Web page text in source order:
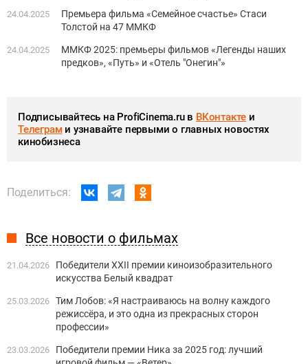
24.04.2025
Премьера фильма «Семейное счастье» Стаси
Толстой на 47 ММКФ
24.04.2025
ММКФ 2025: премьеры фильмов «Легенды наших
предков», «Путь» и «Отель "Онегин"»
Подписывайтесь на ProfiCinema.ru в ВКонтакте и
Телеграми узнавайте первыми о главных новостях
кинобизнеса
Поделиться:
Все новости о фильмах
21.04.2026
Победители XXII премии киноизобразительного
искусства Белый квадрат
25.03.2026 Тим Лобов: «Я настраиваюсь на волну каждого
режиссёра, и это одна из прекрасных сторон
профессии»
23.03.2026
Победители премии Ника за 2025 год: лучший